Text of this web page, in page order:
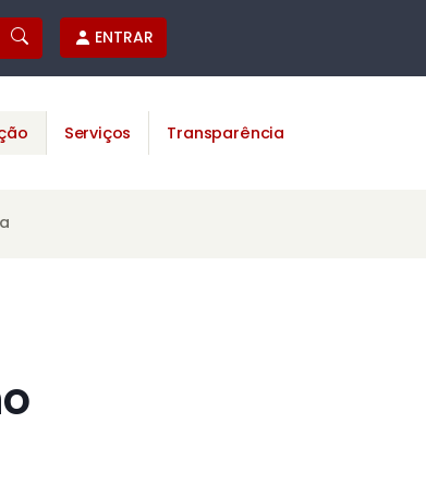
ENTRAR
Serviços Transparência